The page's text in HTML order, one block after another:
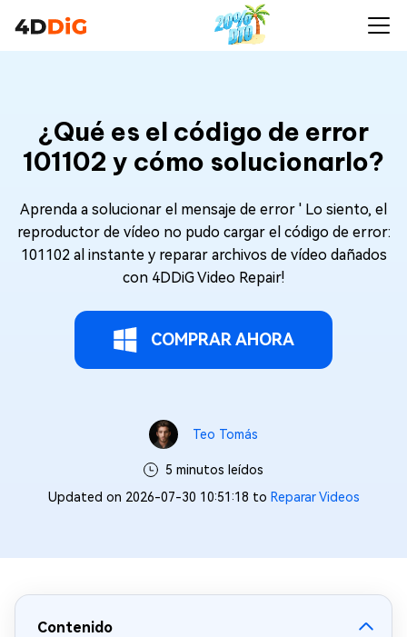
¿Qué es el código de error
101102 y cómo solucionarlo?
Aprenda a solucionar el mensaje de error ' Lo siento, el
reproductor de vídeo no pudo cargar el código de error:
101102 al instante y reparar archivos de vídeo dañados
con 4DDiG Video Repair!
COMPRAR AHORA
Teo Tomás
5 minutos leídos
Updated on 2026-07-30 10:51:18 to Reparar Videos
Contenido